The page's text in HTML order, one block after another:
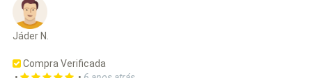
Jáder N.
Compra Verificada